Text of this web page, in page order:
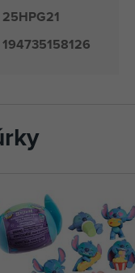
25HPG21
194735158126